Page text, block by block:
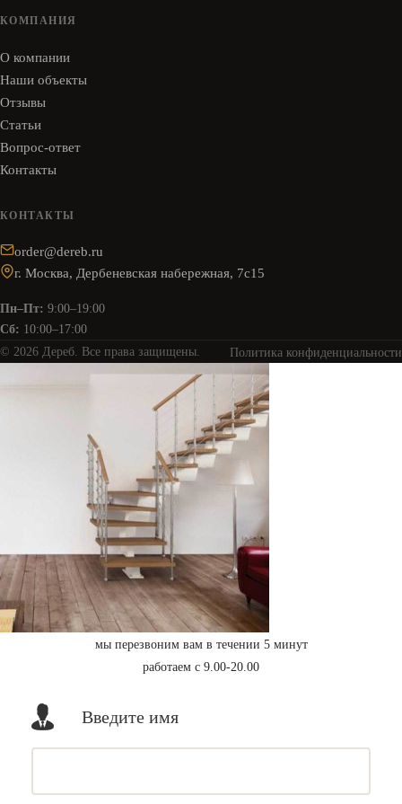
КОМПАНИЯ
О компании
Наши объекты
Отзывы
Статьи
Вопрос-ответ
Контакты
КОНТАКТЫ
order@dereb.ru
г. Москва, Дербеневская набережная, 7с15
Пн–Пт: 9:00–19:00
Сб: 10:00–17:00
© 2026 Дереб. Все права защищены.
Политика конфиденциальности
мы перезвоним вам в течении 5 минут
работаем с 9.00-20.00
Введите имя